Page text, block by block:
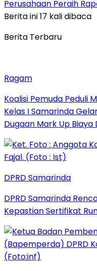
Perusahaan Peraih
Berita ini 17 kali dibaca
Berita Terbaru
Ragam
Koalisi Pemuda Peduli
Kelas I Samarinda
Dugaan Mark Up Biaya
DPRD Samarinda
DPRD Samarinda
Kepastian Sertifikat